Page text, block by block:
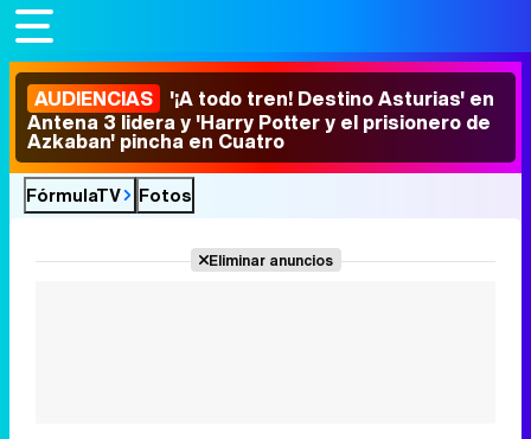
AUDIENCIAS '¡A todo tren! Destino Asturias' en
Antena 3 lidera y 'Harry Potter y el prisionero de
Azkaban' pincha en Cuatro
FórmulaTV Fotos
Eliminar anuncios